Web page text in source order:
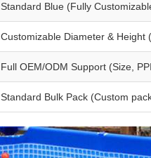
Standard Blue (Fully
Customizable Diameter & Height
Full OEM/ODM Support (Size,
Standard Bulk Pack (Custom